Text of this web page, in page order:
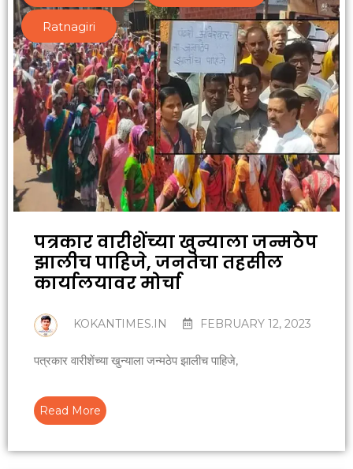
Ratnagiri
पत्रकार वारीशेंच्या खुन्याला जन्मठेप
झालीच पाहिजे, जनतेचा तहसील
कार्यालयावर मोर्चा
KOKANTIMES.IN FEBRUARY 12, 2023
पत्रकार वारीशेंच्या खुन्याला जन्मठेप झालीच पाहिजे,
Read More